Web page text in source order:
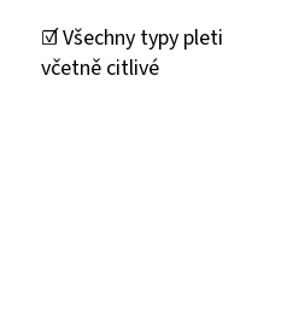
☑️ Všechny typy pleti
včetně citlivé